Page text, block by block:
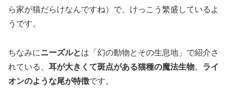
ら家が猫だらけなんですね）で、けっこう繁盛しているよ
うです。
ちなみにニーズルとは「幻の動物とその生息地」で紹介さ
れている、 耳が大きくて斑点がある猫種の魔法生物。 ライ
オンのような尾が特徴です。